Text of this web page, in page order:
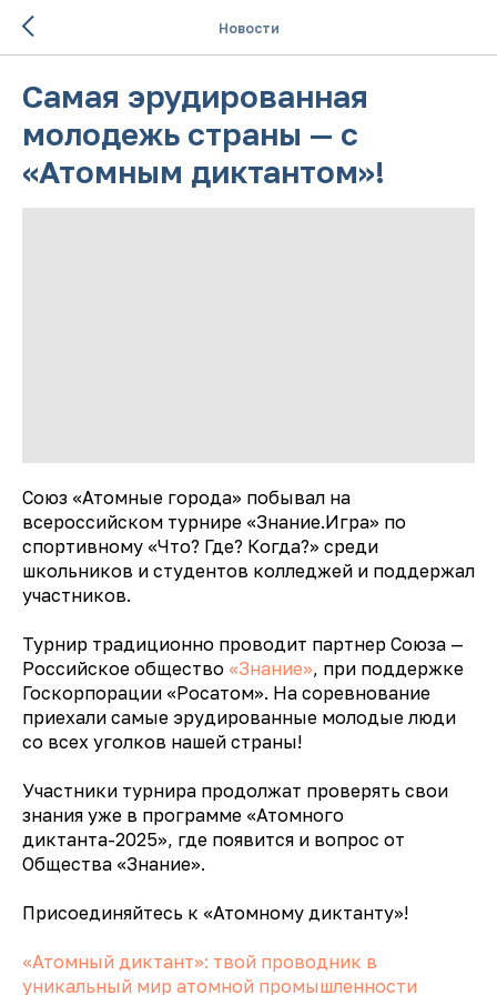
Новости
Самая эрудированная
молодежь страны — с
«Атомным диктантом»!
Союз «Атомные города» побывал на
всероссийском турнире «Знание.Игра» по
спортивному «Что? Где? Когда?» среди
школьников и студентов колледжей и поддержал
участников.
Турнир традиционно проводит партнер Союза —
Российское общество «Знание», при поддержке
Госкорпорации «Росатом». На соревнование
приехали самые эрудированные молодые люди
со всех уголков нашей страны!
Участники турнира продолжат проверять свои
знания уже в программе «Атомного
диктанта-2025», где появится и вопрос от
Общества «Знание».
Присоединяйтесь к «Атомному диктанту»!
«Атомный диктант»: твой проводник в
уникальный мир атомной промышленности